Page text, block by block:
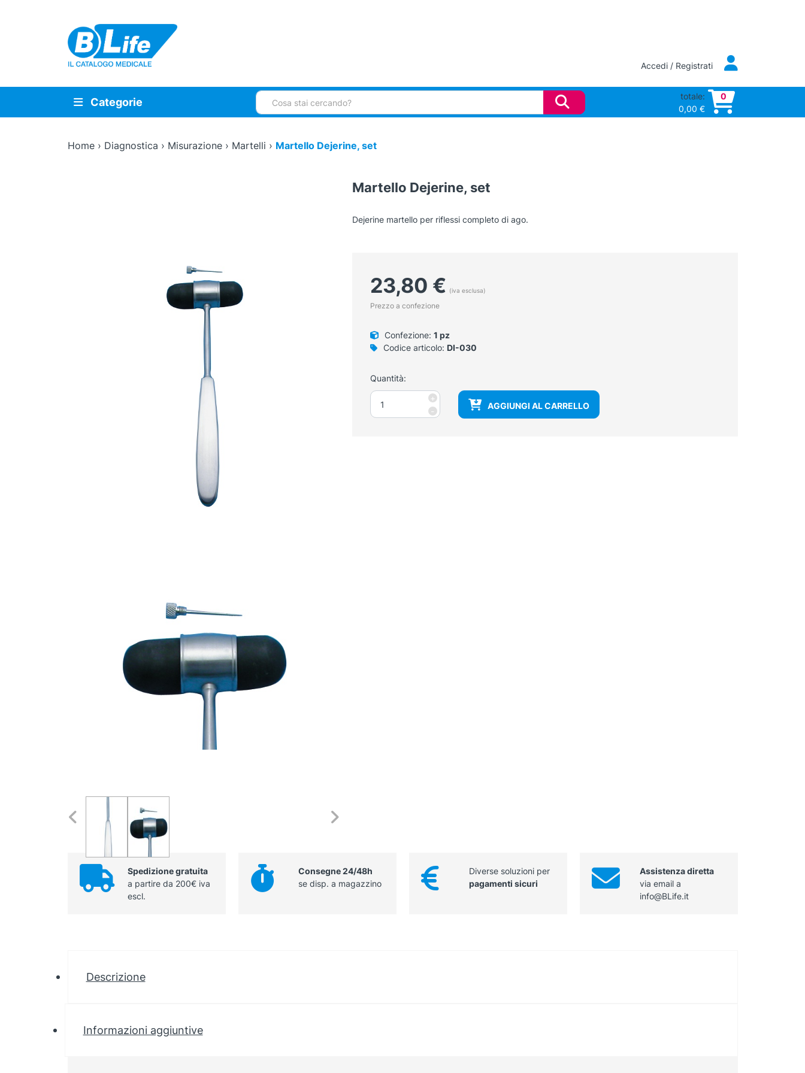
Vai al contenuto principale
Accedi / Registrati
Categorie
totale:
0,00 €
0
Cerca:
Home› Diagnostica › Misurazione› Martelli › Martello Dejerine, set
Martello Dejerine, set
Dejerine martello per riflessi completo di ago.
23,80 € (iva esclusa)
Prezzo a confezione
Confezione: 1 pz
Codice articolo: DI-030
Quantità:
-
Martello
Dejerine,
set
+
AGGIUNGI AL CARRELLO
Spedizione gratuita
a partire da 200€ iva
escl.
Consegne 24/48h
se disp. a magazzino
Diverse soluzioni per
pagamenti sicuri
Assistenza diretta
via email a
info@BLife.it
Descrizione
Informazioni aggiuntive